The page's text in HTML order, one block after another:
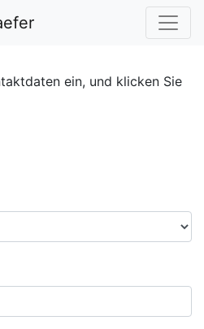
ein, und klicken Sie